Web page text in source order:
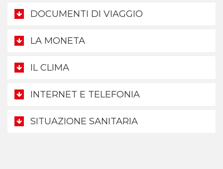
DOCUMENTI DI VIAGGIO
LA MONETA
IL CLIMA
INTERNET E TELEFONIA
SITUAZIONE SANITARIA